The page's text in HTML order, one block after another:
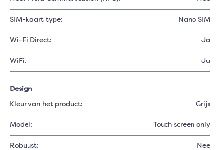
SIM-kaart type: Nano SIM
Wi-Fi Direct: Ja
WiFi: Ja
Design
Kleur van het product: Grijs
Model: Touch screen only
Robuust: Nee